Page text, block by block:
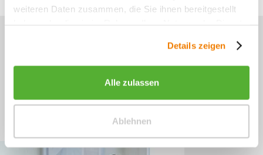
weiteren Daten zusammen, die Sie ihnen bereitgestellt
Details zeigen
Alle zulassen
Ablehnen
Sie haben Fragen zu unseren
+49 (0)4244 965 34 04
Mo - Do, 09:00 - 16:00 Uhr
und Fr, 09:00 - 13:00 Uhr